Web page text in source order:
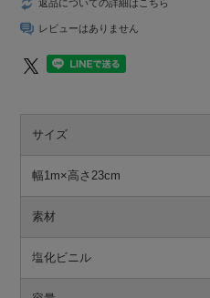
返品についての詳細はこちら
レビューはありません
サイズ
幅1m×高さ23cm
素材
塩化ビニル